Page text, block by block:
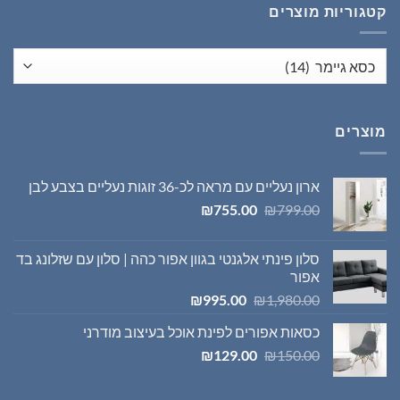
קטגוריות מוצרים
מוצרים
ארון נעליים עם מראה לכ-36 זוגות נעליים בצבע לבן
₪799.00
המחיר
₪799.00.
₪755.00
המחיר
₪755.00.
סלון פינתי אלגנטי בגוון אפור כהה | סלון עם שזלונג בד
אפור
₪1,980.00
המחיר
היה:
₪1,980.00.
₪995.00
המחיר
הוא:
כסאות אפורים לפינת אוכל בעיצוב מודרני
₪150.00
המחיר ₪129.00
המחיר